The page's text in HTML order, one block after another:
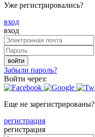
Уже регистрировались?
вход
вход
войти
Забыли пароль?
Войти через:
Еще не зарегистрированы?
регистрация
регистрация